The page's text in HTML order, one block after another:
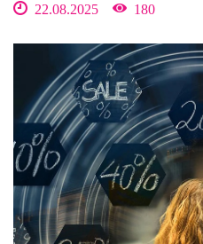
22.08.2025 180